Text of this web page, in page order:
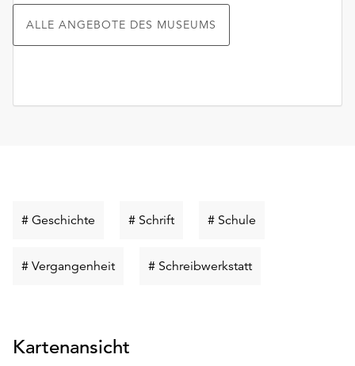
ALLE ANGEBOTE DES MUSEUMS
# Geschichte Schlüsselwort
# SchriftSchlüsselwort
# Schule
# VergangenheitSchlüsselwort
# SchreibwerkstattSchlüsselwort
Kartenansicht